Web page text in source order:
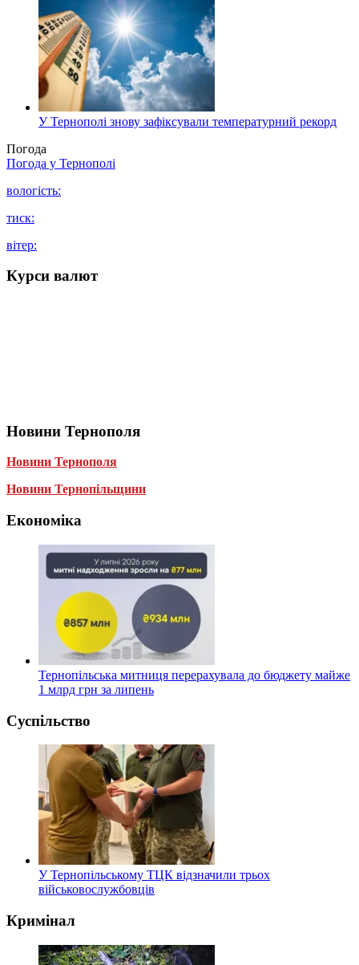
У Тернополі знову зафіксували температурний рекорд
Погода
Погода у Тернополі
вологість:
тиск:
вітер:
Курси валют
Новини Тернополя
Новини Тернополя
Новини Тернопільщини
Економіка
Тернопільська митниця перерахувала до бюджету майже
1 млрд грн за липень
Суспільство
У Тернопільському ТЦК відзначили трьох
військовослужбовців
Кримінал